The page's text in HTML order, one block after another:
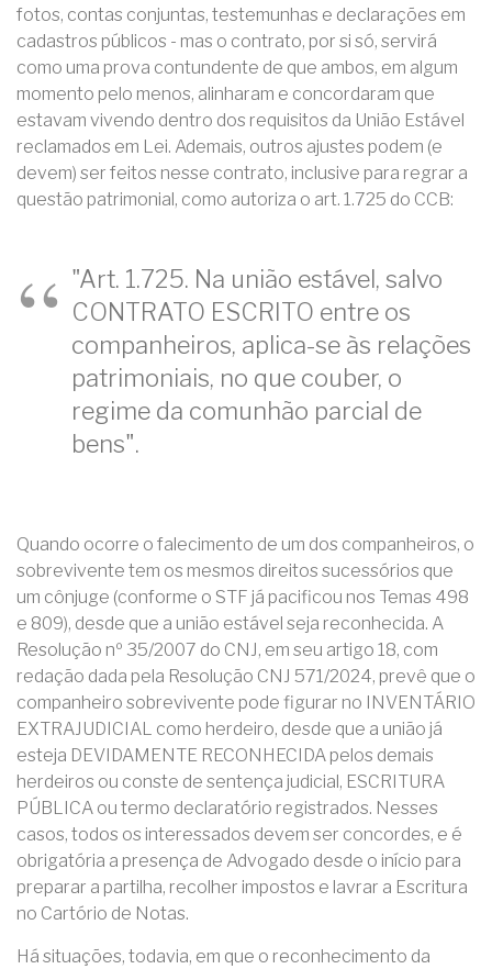
fotos, contas conjuntas, testemunhas e declarações em
cadastros públicos - mas o contrato, por si só, servirá
como uma prova contundente de que ambos, em algum
momento pelo menos, alinharam e concordaram que
estavam vivendo dentro dos requisitos da União Estável
reclamados em Lei. Ademais, outros ajustes podem (e
devem) ser feitos nesse contrato, inclusive para regrar a
questão patrimonial, como autoriza o art. 1.725 do CCB:
"Art. 1.725. Na união estável, salvo
CONTRATO ESCRITO entre os
companheiros, aplica-se às relações
patrimoniais, no que couber, o
regime da comunhão parcial de
bens".
Quando ocorre o falecimento de um dos companheiros, o
sobrevivente tem os mesmos direitos sucessórios que
um cônjuge (conforme o STF já pacificou nos Temas 498
e 809), desde que a união estável seja reconhecida. A
Resolução nº 35/2007 do CNJ, em seu artigo 18, com
redação dada pela Resolução CNJ 571/2024, prevê que o
companheiro sobrevivente pode figurar no INVENTÁRIO
EXTRAJUDICIAL como herdeiro, desde que a união já
esteja DEVIDAMENTE RECONHECIDA pelos demais
herdeiros ou conste de sentença judicial, ESCRITURA
PÚBLICA ou termo declaratório registrados. Nesses
casos, todos os interessados devem ser concordes, e é
obrigatória a presença de Advogado desde o início para
preparar a partilha, recolher impostos e lavrar a Escritura
no Cartório de Notas.
Há situações, todavia, em que o reconhecimento da